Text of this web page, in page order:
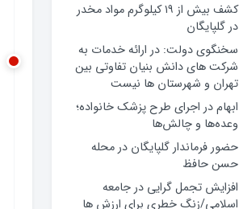
کشف بیش از ۱۹ کیلوگرم مواد مخدر
در گلپایگان
سخنگوی دولت: در ارائه خدمات به
شرکت های دانش بنیان تفاوتی بین
تهران و شهرستان ها نیست
ابهام در اجرای طرح پزشک خانواده؛
وعده‌ها و چالش‌ها
حضور فرماندار گلپایگان در محله
حسن حافظ
افزایش تجمل گرایی در جامعه
اسلامی/زنگ خطری برای ارزش ها